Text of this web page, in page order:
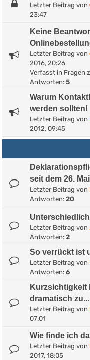
Letzter Beitrag von
23:47
Keine
Letzter Beitrag von
2016, 20:26
Verfasst in Fragen
Antworten: 5
Warum
werden sollten!
Letzter Beitrag von
2012, 09:45
seit dem 26.
Letzter Beitrag von
Antworten: 20
Letzter Beitrag von
Antworten: 2
So verrückt ist
Letzter Beitrag von
Antworten: 6
Kurzsichtigkeit
dramatisch zu...
Letzter Beitrag von
07:01
Wie finde ich
Letzter Beitrag von
2017, 18:05